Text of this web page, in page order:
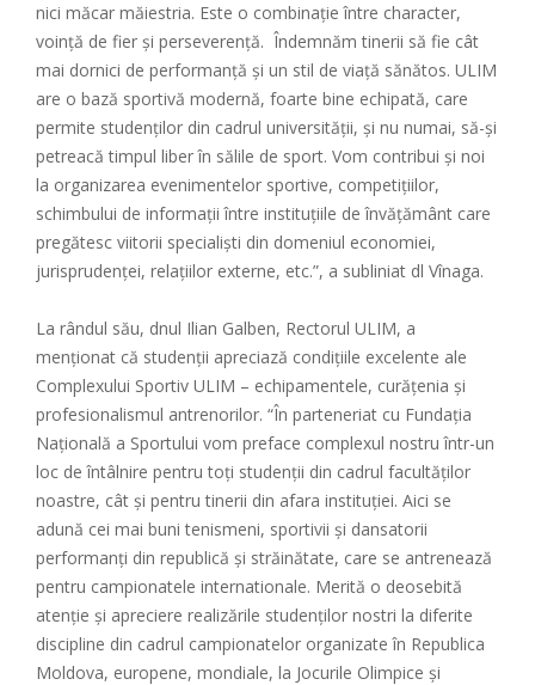
nici măcar măiestria. Este o combinaţie între character,
voință de fier şi perseverență. Îndemnăm tinerii să fie cât
mai dornici de performanță și un stil de viață sănătos. ULIM
are o bază sportivă modernă, foarte bine echipată, care
permite studenţilor din cadrul universităţii, şi nu numai, să-și
petreacă timpul liber în sălile de sport. Vom contribui şi noi
la organizarea evenimentelor sportive, competiţiilor,
schimbului de informaţii între instituţiile de învăţământ care
pregătesc viitorii specialişti din domeniul economiei,
jurisprudenţei, relaţiilor externe, etc.”, a subliniat dl Vînaga.
La rândul său, dnul Ilian Galben, Rectorul ULIM, a
menţionat că studenţii apreciază condițiile excelente ale
Complexului Sportiv ULIM – echipamentele, curățenia și
profesionalismul antrenorilor. “În parteneriat cu Fundaţia
Naţională a Sportului vom preface complexul nostru într-un
loc de întâlnire pentru toți studenții din cadrul facultăților
noastre, cât și pentru tinerii din afara instituției. Aici se
adună cei mai buni tenismeni, sportivii și dansatorii
performanți din republică și străinătate, care se antrenează
pentru campionatele internationale. Merită o deosebită
atenţie şi apreciere realizările studenţilor nostri la diferite
discipline din cadrul campionatelor organizate în Republica
Moldova, europene, mondiale, la Jocurile Olimpice şi